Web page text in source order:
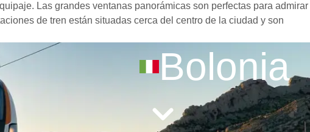
Las grandes ventanas panorámicas son perfectas para admirar
de tren están situadas cerca del centro de la ciudad y son
Bolonia